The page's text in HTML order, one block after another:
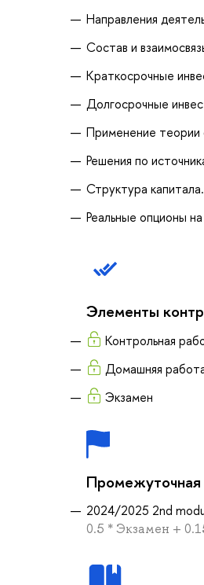
Направления
Состав и
Краткосрочные
Долгосрочные
Применение теории
Решения по
Структура
Реальные опционы
Элементы
Контрольная
Домашняя
Экзамен
Промежуточная
2024/2025 2nd
0.5 * Экзамен +